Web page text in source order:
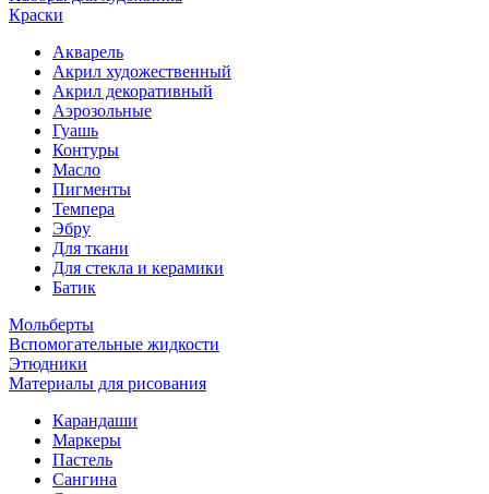
Краски
Акварель
Акрил художественный
Акрил декоративный
Аэрозольные
Гуашь
Контуры
Масло
Пигменты
Темпера
Эбру
Для ткани
Для стекла и керамики
Батик
Мольберты
Вспомогательные жидкости
Этюдники
Материалы для рисования
Карандаши
Маркеры
Пастель
Сангина